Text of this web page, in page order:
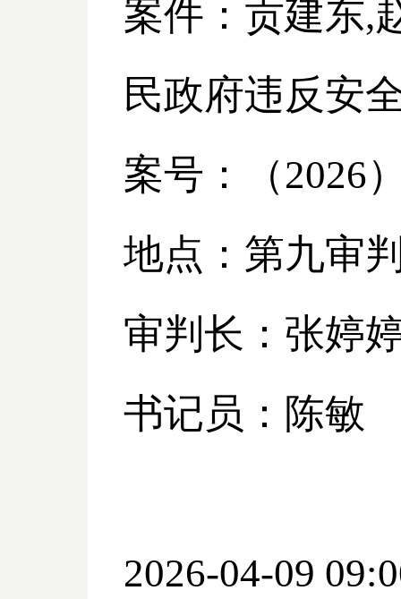
案件：贡建东,
民政府违反安
案号：（2026
地点：第九审
审判长：张婷
书记员：陈敏
2026-04-09